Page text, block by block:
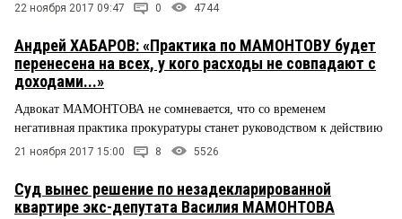
22 ноября 2017 09:47 0 4744
Андрей ХАБАРОВ: «Практика по МАМОНТОВУ будет
перенесена на всех, у кого расходы не совпадают с
доходами...»
Адвокат МАМОНТОВА не сомневается, что со временем
негативная практика прокуратуры станет руководством к действию
21 ноября 2017 15:00 8 5526
Суд вынес решение по незадекларированной
квартире экс-депутата Василия МАМОНТОВА